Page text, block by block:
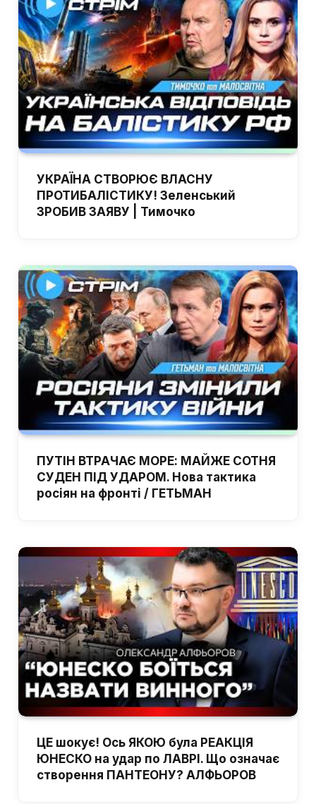
УКРАЇНА СТВОРЮЄ ВЛАСНУ
ПРОТИБАЛІСТИКУ! Зеленський
ЗРОБИВ ЗАЯВУ | Тимочко
ПУТІН ВТРАЧАЄ МОРЕ: МАЙЖЕ СОТНЯ
СУДЕН ПІД УДАРОМ. Нова тактика
росіян на фронті / ГЕТЬМАН
ЦЕ шокує! Ось ЯКОЮ була РЕАКЦІЯ
ЮНЕСКО на удар по ЛАВРІ. Що означає
створення ПАНТЕОНУ? АЛФЬОРОВ